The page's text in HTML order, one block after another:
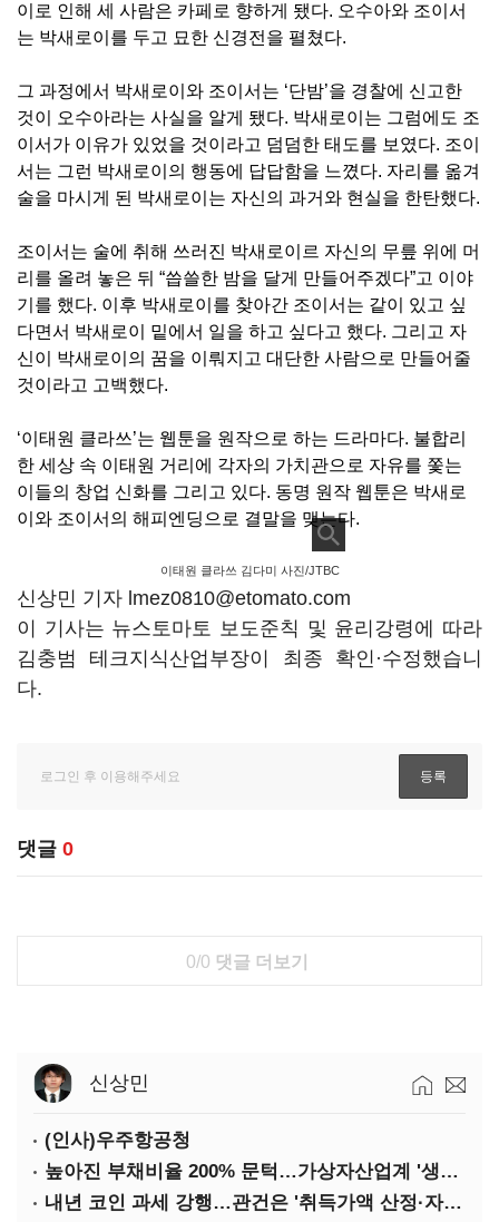
이로 인해 세 사람은 카페로 향하게 됐다. 오수아와 조이서
는 박새로이를 두고 묘한 신경전을 펼쳤다.
그 과정에서 박새로이와 조이서는 ‘단밤’을 경찰에 신고한
것이 오수아라는 사실을 알게 됐다. 박새로이는 그럼에도 조
이서가 이유가 있었을 것이라고 덤덤한 태도를 보였다. 조이
서는 그런 박새로이의 행동에 답답함을 느꼈다. 자리를 옮겨
술을 마시게 된 박새로이는 자신의 과거와 현실을 한탄했다.
조이서는 술에 취해 쓰러진 박새로이르 자신의 무릎 위에 머
리를 올려 놓은 뒤 “씁쓸한 밤을 달게 만들어주겠다”고 이야
기를 했다. 이후 박새로이를 찾아간 조이서는 같이 있고 싶
다면서 박새로이 밑에서 일을 하고 싶다고 했다. 그리고 자
신이 박새로이의 꿈을 이뤄지고 대단한 사람으로 만들어줄
것이라고 고백했다.
‘이태원 클라쓰’는 웹툰을 원작으로 하는 드라마다. 불합리
한 세상 속 이태원 거리에 각자의 가치관으로 자유를 쫓는
이들의 창업 신화를 그리고 있다. 동명 원작 웹툰은 박새로
이와 조이서의 해피엔딩으로 결말을 맺는다.
이태원 클라쓰 김다미 사진/JTBC
신상민 기자 lmez0810@etomato.com
이 기사는 뉴스토마토 보도준칙 및 윤리강령에 따라
김충범 테크지식산업부장이 최종 확인·수정했습니
다.
댓글 0
0/0 댓글 더보기
신상민
(인사)우주항공청
높아진 부채비율 200% 문턱…가상자산업계 '생존 시험대'
내년 코인 과세 강행…관건은 '취득가액 산정·자산 이동'